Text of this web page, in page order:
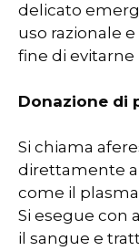
delicato
uso razionale
fine di
Donazione di
Si chiama
direttamente
come il
Si esegue con
il sangue e